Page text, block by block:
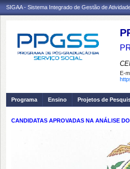
SIGAA - Sistema Integrado de Gestão de
E-
Programa Ensino Projetos de
CANDIDATAS APROVADAS NA ANÁLISE